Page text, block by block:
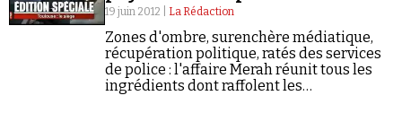
19 juin 2012 | La Rédaction
Zones d'ombre, surenchère médiatique,
récupération politique, ratés des services
de police : l'affaire Merah réunit tous les
ingrédients dont raffolent les